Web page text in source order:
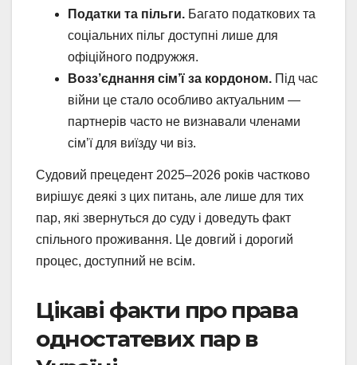
Податки та пільги. Багато податкових та
соціальних пільг доступні лише для
офіційного подружжя.
Возз’єднання сім’ї за кордоном. Під час
війни це стало особливо актуальним —
партнерів часто не визнавали членами
сім’ї для виїзду чи віз.
Судовий прецедент 2025–2026 років частково
вирішує деякі з цих питань, але лише для тих
пар, які звернуться до суду і доведуть факт
спільного проживання. Це довгий і дорогий
процес, доступний не всім.
Цікаві факти про права
одностатевих пар в